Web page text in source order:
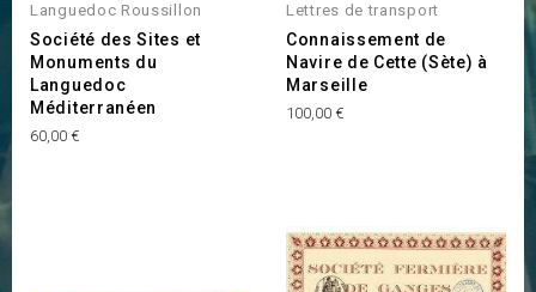
Languedoc Roussillon
Société des Sites et
Monuments du
Languedoc
Méditerranéen
Prix
60,00 €
Lettres de transport
Connaissement de
Navire de Cette (Sète) à
Marseille
Prix
100,00 €